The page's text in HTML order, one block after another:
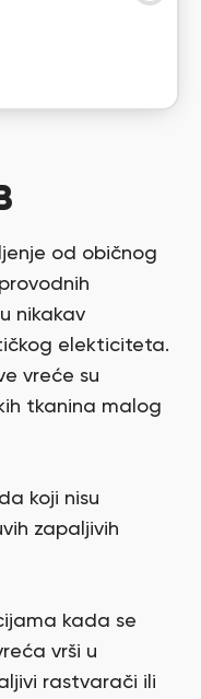
od običnog
nikakav
elekticiteta.
vreće su
tkanina malog
koji nisu
zapaljivih
kada se
vrši u
rastvarači ili